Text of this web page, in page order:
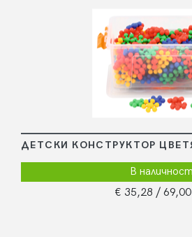
ДЕТСКИ КОНСТРУКТОР
В наличност
€ 35,28 / 69,00